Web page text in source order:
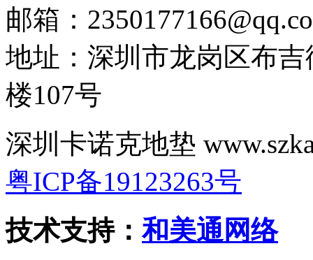
邮箱：
地址：深圳市龙岗区布
楼107号
深圳卡诺克地垫
粤ICP备19123263号
技术支持：和美通网络